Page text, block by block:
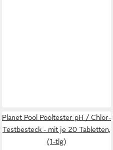
Planet Pool Pooltester pH / Chlor-
Testbesteck - mit je 20 Tabletten,
(1-tlg)